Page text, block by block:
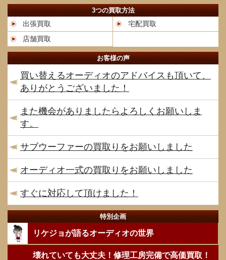
3つの買取方法
出張買取
宅配買取
店舗買取
お客様の声
買い替えるオーディオのアドバイスも頂いて、
ありがとうございました！
また機会がありましたらよろしくお願いしま
す。
サブウーファーの買取りをお願いしました
オーディオ一式の買取りをお願いしました
すぐに対応して頂けました！
特別企画
リケジョが語るオーディオの世界
壊れていても大丈夫！修理工房完備で高価買取！